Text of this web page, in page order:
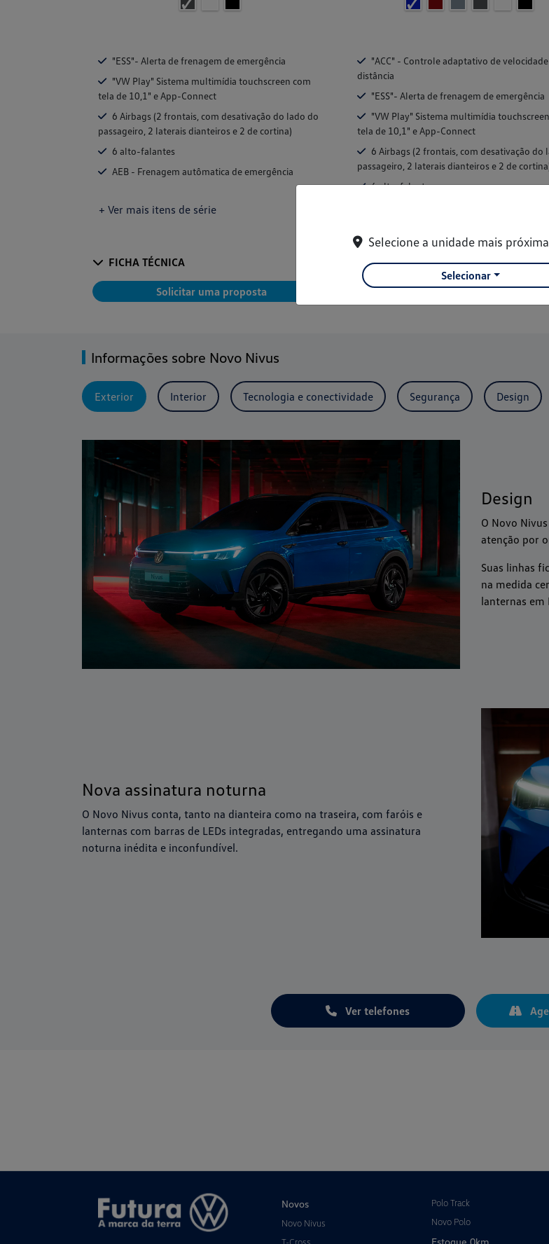
"ESS"- Alerta de frenagem de emergência
"VW Play" Sistema multimídia touchscreen com
tela de 10,1" e App-Connect
6 Airbags (2 frontais, com desativação do lado do
passageiro, 2 laterais dianteiros e 2 de cortina)
6 alto-falantes
AEB - Frenagem autômatica de emergência
+ Ver mais itens de série
FICHA TÉCNICA
Solicitar uma proposta
"ACC" - Controle adaptativo de
distância
"ESS"- Alerta de frenagem de emergência
"VW Play" Sistema multimídia
tela de 10,1" e App-Connect
6 Airbags (2 frontais, com desativação do
passageiro, 2 laterais dianteiros e 2 de
6 alto-falantes
FICHA TÉCNICA
Solicitar uma proposta
Informações sobre Novo Nivus
Exterior Interior Tecnologia e conectividade Segurança Design
Design
O Novo
atenção por
Suas linhas
na medida
lanternas em
Nova assinatura noturna
O Novo Nivus conta, tanto na dianteira como na traseira, com faróis e
lanternas com barras de LEDs integradas, entregando uma assinatura
noturna inédita e inconfundível.
Ver telefones
Novos
Novo Nivus
Polo Track
Novo Polo
Estoque 0km
Selecione a unidade mais
Selecionar